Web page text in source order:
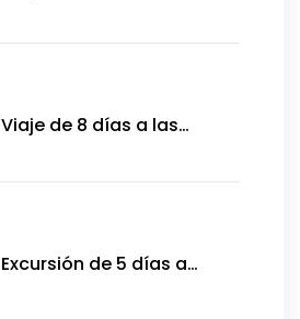
desierto y la costa del
Viaje de 8 días a las
desierto del Norte desde
Excursión de 5 días a